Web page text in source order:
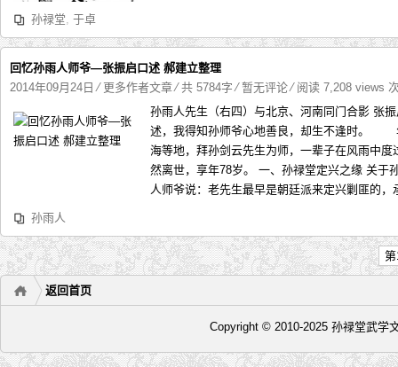
孙禄堂, 于卓
回忆孙雨人师爷—张振启口述 郝建立整理
2014年09月24日 ⁄ 更多作者文章⁄ 共 5784字⁄暂无评论⁄ 阅读 7,208 views
孙雨人先生（右四）与北京、河南同门合影 张
述，我得知孙师爷心地善良，却生不逢时。
海等地，拜孙剑云先生为师，一辈子在风雨中
然离世，享年78岁。 一、孙禄堂定兴之缘 关于
人师爷说：老先生最早是朝廷派来定兴剿匪的
孙雨人
返回首页
Copyright © 2010-2025 孙禄堂武